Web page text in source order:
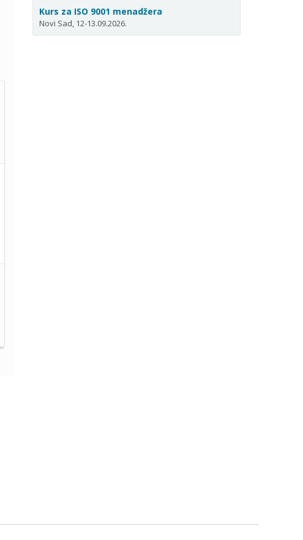
Kurs za ISO 9001 menadžera
Novi Sad, 12-13.09.2026.